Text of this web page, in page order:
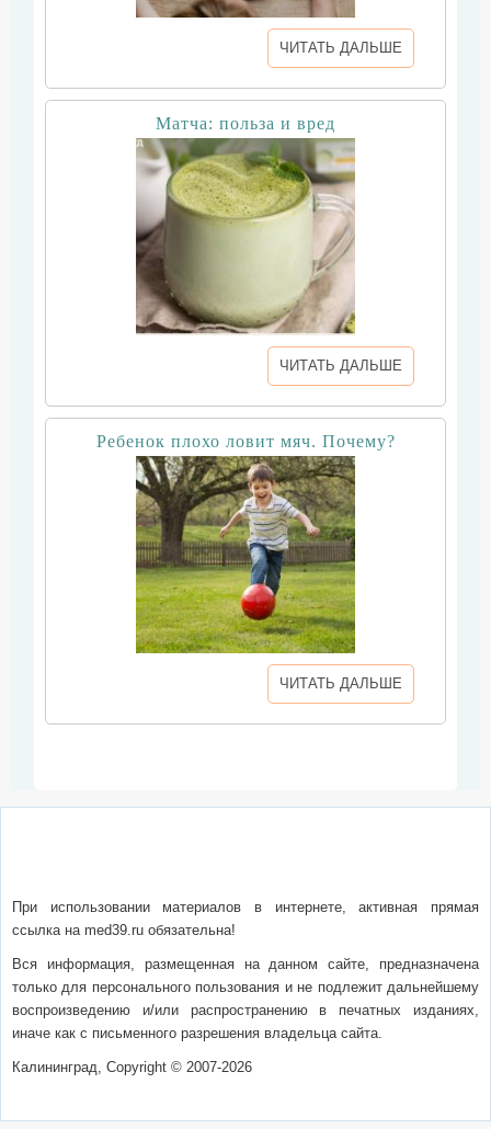
ЧИТАТЬ ДАЛЬШЕ
Матча: польза и вред
ЧИТАТЬ ДАЛЬШЕ
Ребенок плохо ловит мяч. Почему?
ЧИТАТЬ ДАЛЬШЕ
При использовании материалов в интернете, активная прямая
ссылка на med39.ru обязательна!
Вся информация, размещенная на данном сайте, предназначена
только для персонального пользования и не подлежит дальнейшему
воспроизведению и/или распространению в печатных изданиях,
иначе как с письменного разрешения владельца сайта.
Калининград, Copyright © 2007-2026